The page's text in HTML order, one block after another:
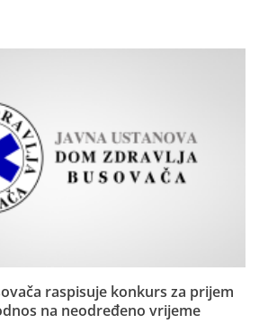
raspisuje konkurs za prijem
na neodređeno vrijeme